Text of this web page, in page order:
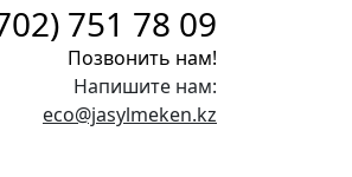
751 78 09
Позвонить нам!
Напишите нам:
eco@jasylmeken.kz